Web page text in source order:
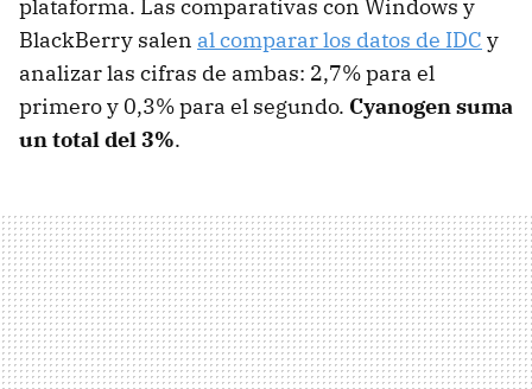
plataforma. Las comparativas con Windows y
BlackBerry salen al comparar los datos de IDC y
analizar las cifras de ambas: 2,7% para el
primero y 0,3% para el segundo. Cyanogen suma
un total del 3%.